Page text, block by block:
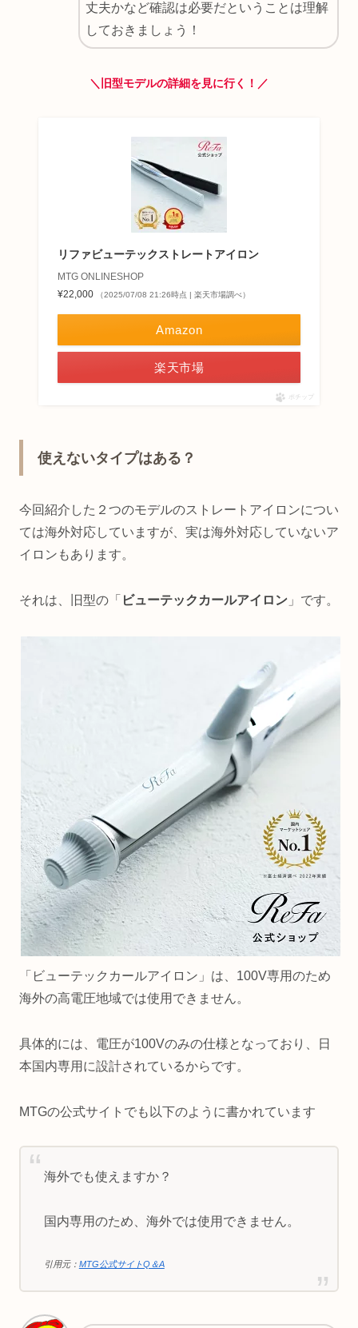
丈夫かなど確認は必要だということは理解
しておきましょう！
＼旧型モデルの詳細を見に行く！／
リファビューテックストレートアイロン
MTG ONLINESHOP
¥22,000
（2025/07/08 21:26時点 | 楽天市場調べ）
Amazon
楽天市場
ポチップ
使えないタイプはある？
今回紹介した２つのモデルのストレートアイロンについ
ては海外対応していますが、実は海外対応していないア
イロンもあります。
それは、旧型の「 ビューテックカールアイロン 」です。
「ビューテックカールアイロン」は、100V専用のため
海外の高電圧地域では使用できません。
具体的には、電圧が100Vのみの仕様となっており、日
本国内専用に設計されているからです。
MTGの公式サイトでも以下のように書かれています
海外でも使えますか？
国内専用のため、海外では使用できません。
引用元： MTG公式サイトQ＆A